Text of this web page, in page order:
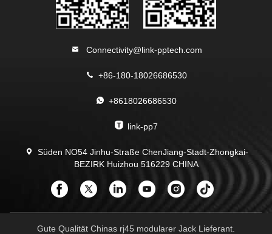
Connectivity@link-pptech.com
+86-180-18026686530
+8618026686530
link-pp7
Süden NO54 Jinhu-Straße ChenJiang-Stadt-Zhongkai-
BEZIRK Huizhou 516229 CHINA
Gute Qualität Chinas rj45 modularer Jack Lieferant.